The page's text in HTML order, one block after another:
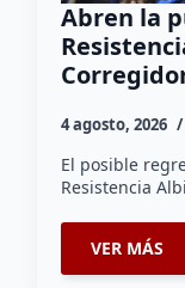
Abren la
4 agosto, 2026
El posible
Resistencia
VER MÁS